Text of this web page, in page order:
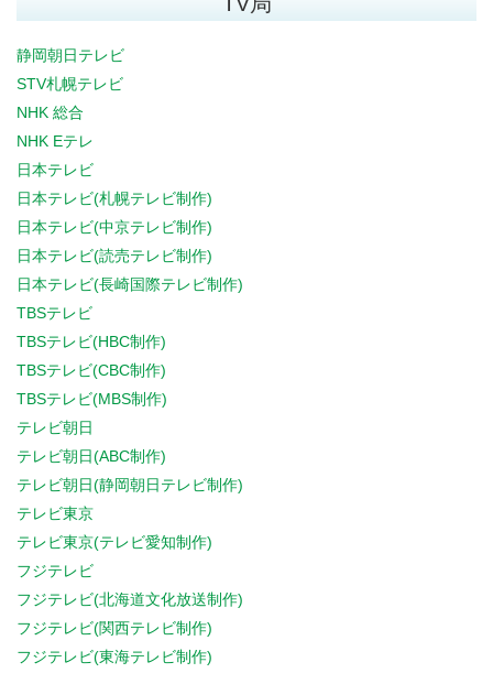
静岡朝日テレビ
STV札幌テレビ
NHK 総合
NHK Eテレ
日本テレビ
日本テレビ(札幌テレビ制作)
日本テレビ(中京テレビ制作)
日本テレビ(読売テレビ制作)
日本テレビ(長崎国際テレビ制作)
TBSテレビ
TBSテレビ(HBC制作)
TBSテレビ(CBC制作)
TBSテレビ(MBS制作)
テレビ朝日
テレビ朝日(ABC制作)
テレビ朝日(静岡朝日テレビ制作)
テレビ東京
テレビ東京(テレビ愛知制作)
フジテレビ
フジテレビ(北海道文化放送制作)
フジテレビ(関西テレビ制作)
フジテレビ(東海テレビ制作)